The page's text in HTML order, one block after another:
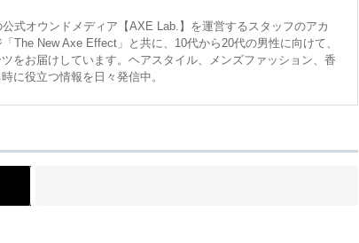
式オウンドメディア【AXE Lab.】を運営するスタッフのアカ
The New Axe Effect」と共に、10代から20代の男性に向けて、
をお届けしています。ヘアスタイル、メンズファッション、香
に役立つ情報を日々発信中。